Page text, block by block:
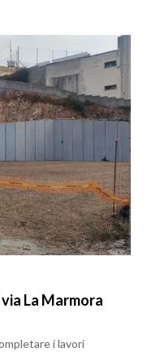
La Marmora
i lavori